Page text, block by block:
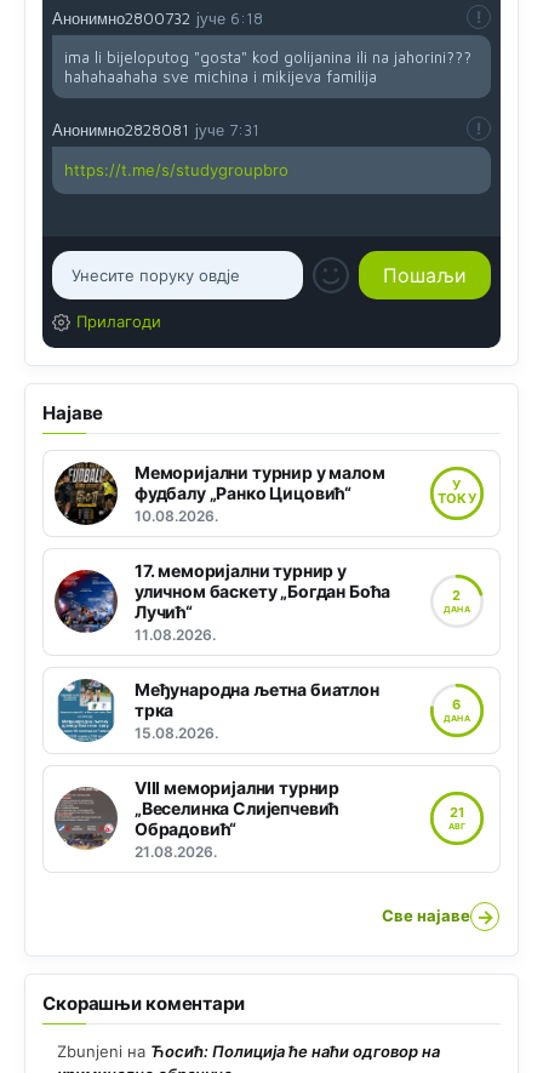
Анонимно2800732 јуче 6:18
ima li bijeloputog "gosta" kod golijanina ili na jahorini???
hahahaahaha sve michina i mikijeva familija
Анонимно2828081 јуче 7:31
https://t.me/s/studygroupbro
Прилагоди
Најаве
Меморијални турнир у малом
фудбалу „Ранко Цицовић“
10.08.2026.
У
ТОКУ
17. меморијални турнир у
уличном баскету „Богдан Боћа
Лучић“
11.08.2026.
2
ДАНА
Међународна љетна биатлон
трка
15.08.2026.
6
ДАНА
VIII меморијални турнир
„Веселинка Слијепчевић
Обрадовић“
21.08.2026.
21
АВГ
Све најаве →
Скорашњи коментари
Zbunjeni на Ћосић: Полиција ће наћи одговор на